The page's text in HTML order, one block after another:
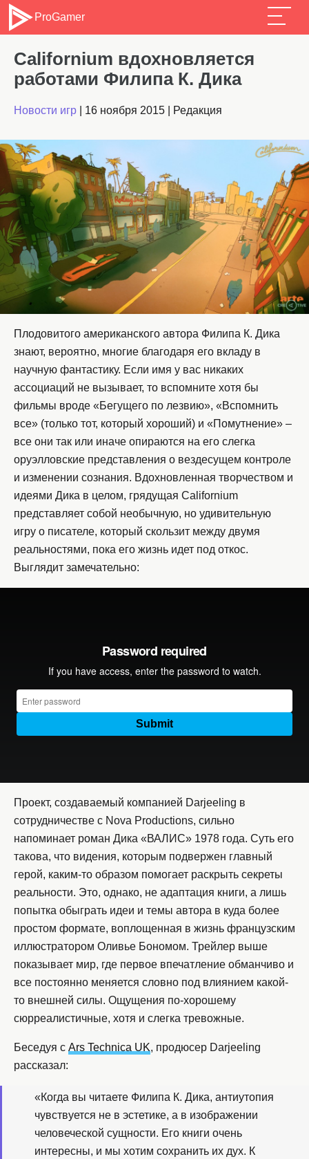
ProGamer
Californium вдохновляется
работами Филипа К. Дика
Новости игр 16 ноября 2015 Редакция
Плодовитого американского автора Филипа К. Дика
знают, вероятно, многие благодаря его вкладу в
научную фантастику. Если имя у вас никаких
ассоциаций не вызывает, то вспомните хотя бы
фильмы вроде «Бегущего по лезвию», «Вспомнить
все» (только тот, который хороший) и «Помутнение» –
все они так или иначе опираются на его слегка
оруэлловские представления о вездесущем контроле
и изменении сознания. Вдохновленная творчеством и
идеями Дика в целом, грядущая Californium
представляет собой необычную, но удивительную
игру о писателе, который скользит между двумя
реальностями, пока его жизнь идет под откос.
Выглядит замечательно:
Проект, создаваемый компанией Darjeeling в
сотрудничестве с Nova Productions, сильно
напоминает роман Дика «ВАЛИС» 1978 года. Суть его
такова, что видения, которым подвержен главный
герой, каким-то образом помогает раскрыть секреты
реальности. Это, однако, не адаптация книги, а лишь
попытка обыграть идеи и темы автора в куда более
простом формате, воплощенная в жизнь французским
иллюстратором Оливье Бономом. Трейлер выше
показывает мир, где первое впечатление обманчиво и
все постоянно меняется словно под влиянием какой-
то внешней силы. Ощущения по-хорошему
сюрреалистичные, хотя и слегка тревожные.
Беседуя с Ars Technica UK, продюсер Darjeeling
рассказал:
«Когда вы читаете Филипа К. Дика, антиутопия
чувствуется не в эстетике, а в изображении
человеческой сущности. Его книги очень
интересны, и мы хотим сохранить их дух. К